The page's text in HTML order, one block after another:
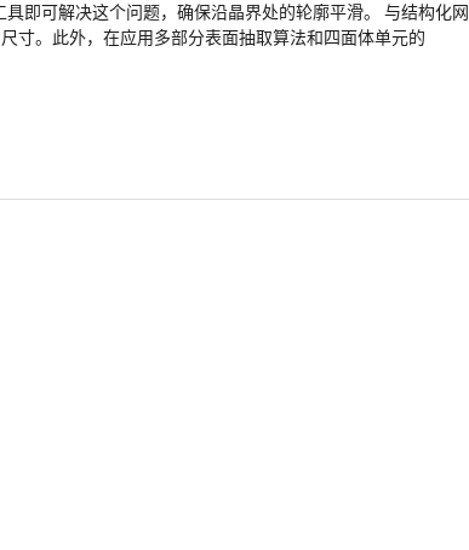
即可解决这个问题，确保沿晶界处的轮廓平滑。 与结构化网
寸。此外，在应用多部分表面抽取算法和四面体单元的